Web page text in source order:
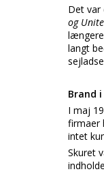
Det var
og
længere
langt
Brand
I maj
firmaer
intet
Skuret